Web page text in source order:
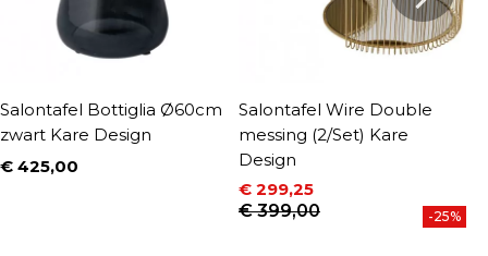
Salontafel Bottiglia Ø60cm
zwart Kare Design
Prijs
€ 425,00
Salontafel Wire Double
messing (2/Set) Kare
Design
Prijs
€ 299,25
Normale prijs
€ 399,00 -25%